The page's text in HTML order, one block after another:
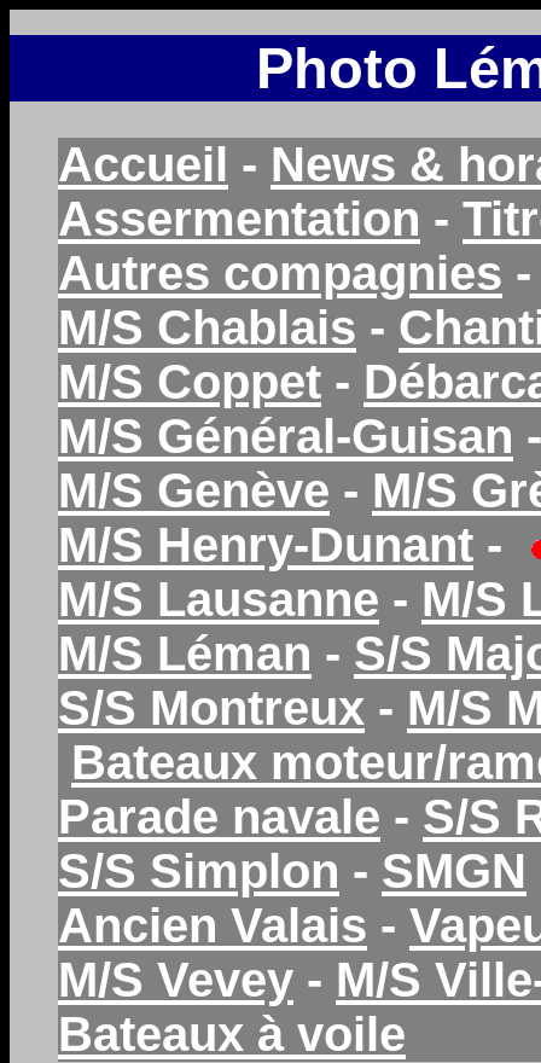
Photo
Accueil - News &
Assermentation -
Autres compagnies
M/S Chablais -
M/S Coppet -
M/S Général-Guisan
M/S Genève - M/S
M/S Henry-Dunant -
M/S Lausanne - M/S
M/S Léman - S/S
S/S Montreux - M/S
Bateaux moteur/
Parade navale - S/S
S/S Simplon - SMGN
Ancien Valais -
M/S Vevey - M/S
Bateaux à voile